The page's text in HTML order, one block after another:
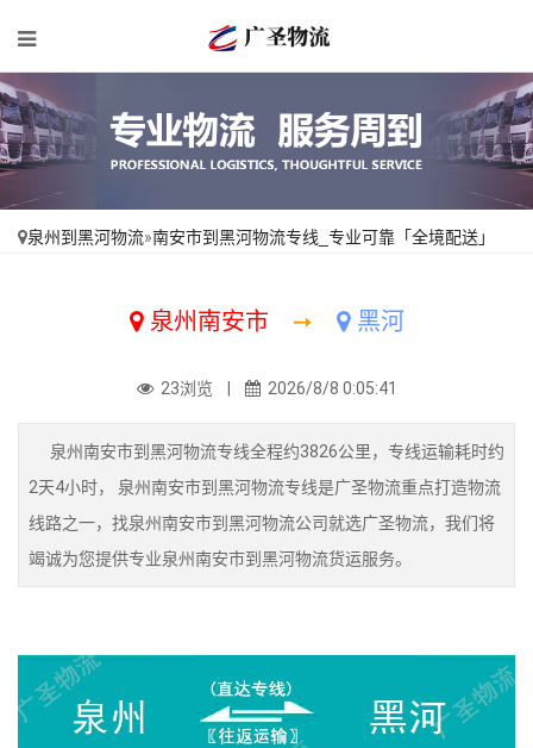
泉州到黑河物流»南安市到黑河物流专线_专业可靠「全境配送」
泉州南安市 ➙ 黑河
23浏览 | 2026/8/8 0:05:41
泉州南安市到黑河物流专线全程约3826公里，专线运输耗时约
2天4小时， 泉州南安市到黑河物流专线是广圣物流重点打造物流
线路之一，找泉州南安市到黑河物流公司就选广圣物流，我们将
竭诚为您提供专业泉州南安市到黑河物流货运服务。